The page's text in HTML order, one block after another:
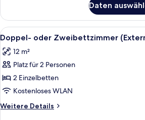
Einzelzimmer
(External
Bathroom)
Daten
Alle
Fotos
für
Doppel-
oder
Zweibettzimmer
(External
Bathroom)
Ein
7
Doppel- oder Zweibettzimmer
12 m²
Platz für 2 Personen
2 Einzelbetten
Kostenloses WLAN
Weitere Details
Weitere